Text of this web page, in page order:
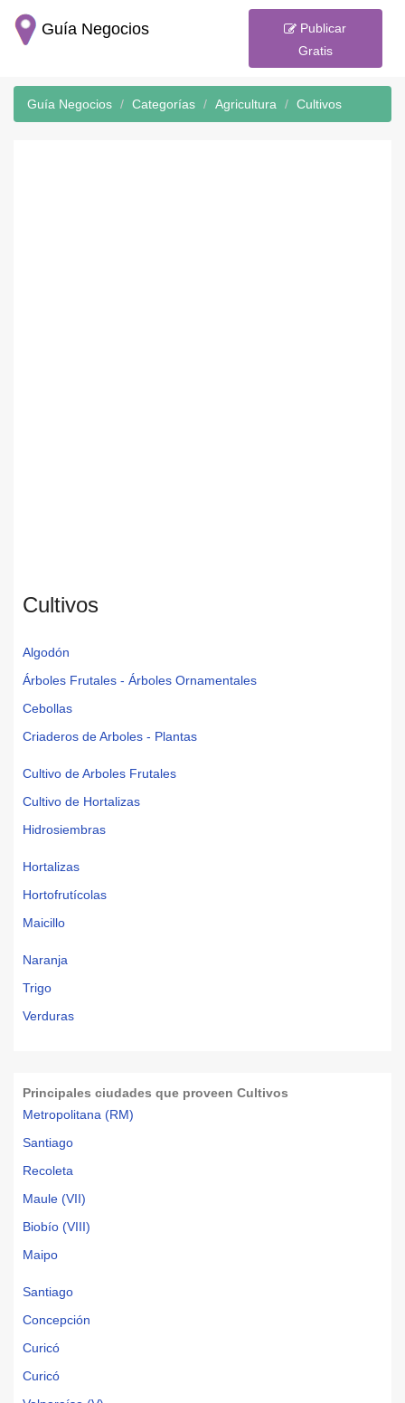
Guía Negocios
Publicar
Gratis
Guía Negocios Categorías Agricultura Cultivos
Cultivos
Algodón
Árboles Frutales - Árboles Ornamentales
Cebollas
Criaderos de Arboles - Plantas
Cultivo de Arboles Frutales
Cultivo de Hortalizas
Hidrosiembras
Hortalizas
Hortofrutícolas
Maicillo
Naranja
Trigo
Verduras
Principales ciudades que proveen Cultivos
Metropolitana (RM)
Santiago
Recoleta
Maule (VII)
Biobío (VIII)
Maipo
Santiago
Concepción
Curicó
Curicó